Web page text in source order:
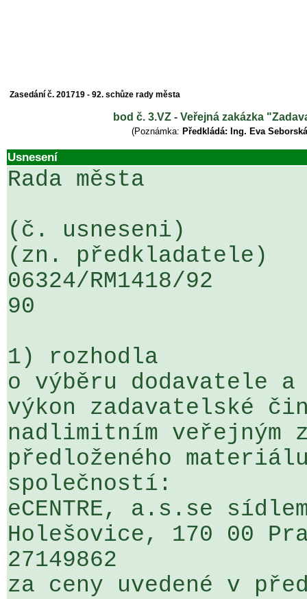
Zasedání č. 201719 - 92. schůze rady města
bod č. 3.VZ - Veřejná zakázka
(Poznámka: Předkládá: Ing. Eva
Usnesení
Rada města
(č. usneseni)
(zn. předkladatele)
06324/RM1418/
90
1) rozhodla
o výběru dodavatele a
výkon zadavatelské
nadlimitním veřejným
předloženého
společností:
eCENTRE, a.s.se
Holešovice, 170 00
27149862
za ceny uvedené v